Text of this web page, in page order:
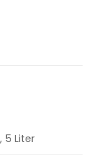
5 Liter